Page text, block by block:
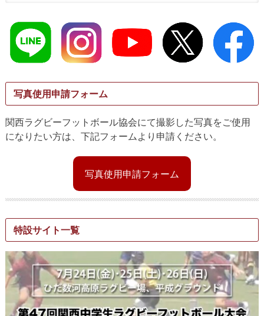
写真使用申請フォーム
関西ラグビーフットボール協会にて撮影した写真をご使用
になりたい方は、下記フォームより申請ください。
写真使用申請フォーム
特設サイト一覧